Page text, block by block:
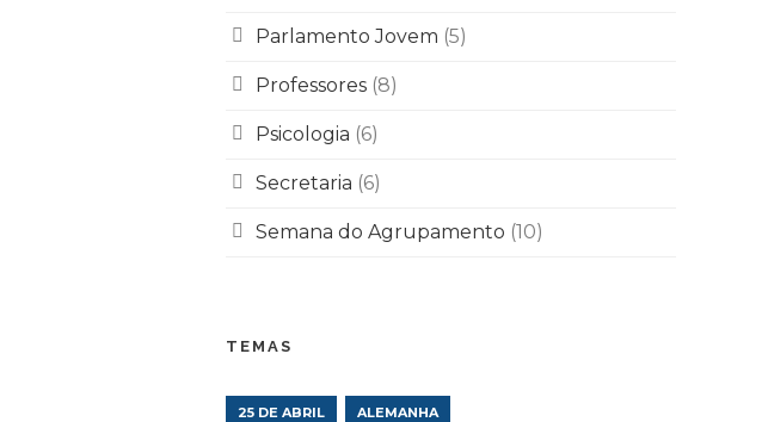
Parlamento Jovem (5)
Professores (8)
Psicologia (6)
Secretaria (6)
Semana do Agrupamento (10)
TEMAS
25 DE ABRIL ALEMANHA